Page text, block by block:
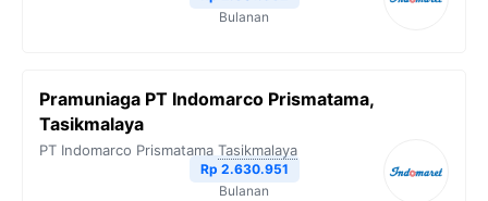
Bulanan
Pramuniaga PT Indomarco Prismatama,
Tasikmalaya
PT Indomarco Prismatama Tasikmalaya
Rp 2.630.951
Bulanan